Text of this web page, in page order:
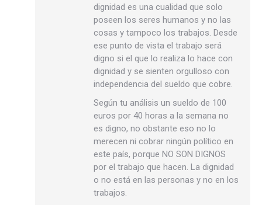
dignidad es una cualidad que solo
poseen los seres humanos y no las
cosas y tampoco los trabajos. Desde
ese punto de vista el trabajo será
digno si el que lo realiza lo hace con
dignidad y se sienten orgulloso con
independencia del sueldo que cobre.
Según tu análisis un sueldo de 100
euros por 40 horas a la semana no
es digno, no obstante eso no lo
merecen ni cobrar ningún político en
este país, porque NO SON DIGNOS
por el trabajo que hacen. La dignidad
o no está en las personas y no en los
trabajos.